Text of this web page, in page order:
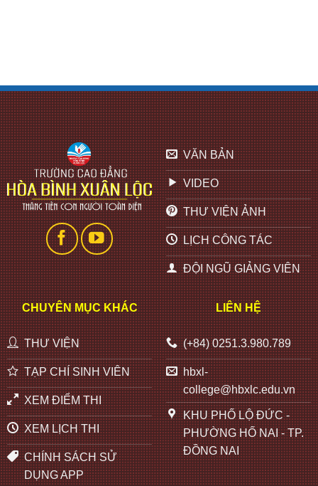
VĂN BẢN
VIDEO
THƯ VIỆN ẢNH
LỊCH CÔNG TÁC
ĐỘI NGŨ GIẢNG VIÊN
CHUYÊN MỤC KHÁC
THƯ VIỆN
TẠP CHÍ SINH VIÊN
XEM ĐIỂM THI
XEM LỊCH THI
CHÍNH SÁCH SỬ
DỤNG APP
LIÊN HỆ
(+84) 0251.3.980.789
hbxl-
college@hbxlc.edu.vn
KHU PHỐ LỘ ĐỨC -
PHƯỜNG HỐ NAI - TP.
ĐỒNG NAI